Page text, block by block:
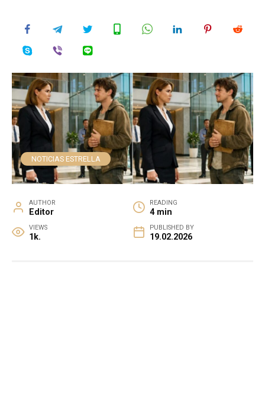
NOTICIAS ESTRELLA
AUTHOR
Editor
READING
4 min
VIEWS
1k.
PUBLISHED BY
19.02.2026